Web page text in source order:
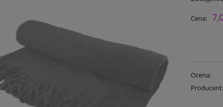
Cena:
Ocena: